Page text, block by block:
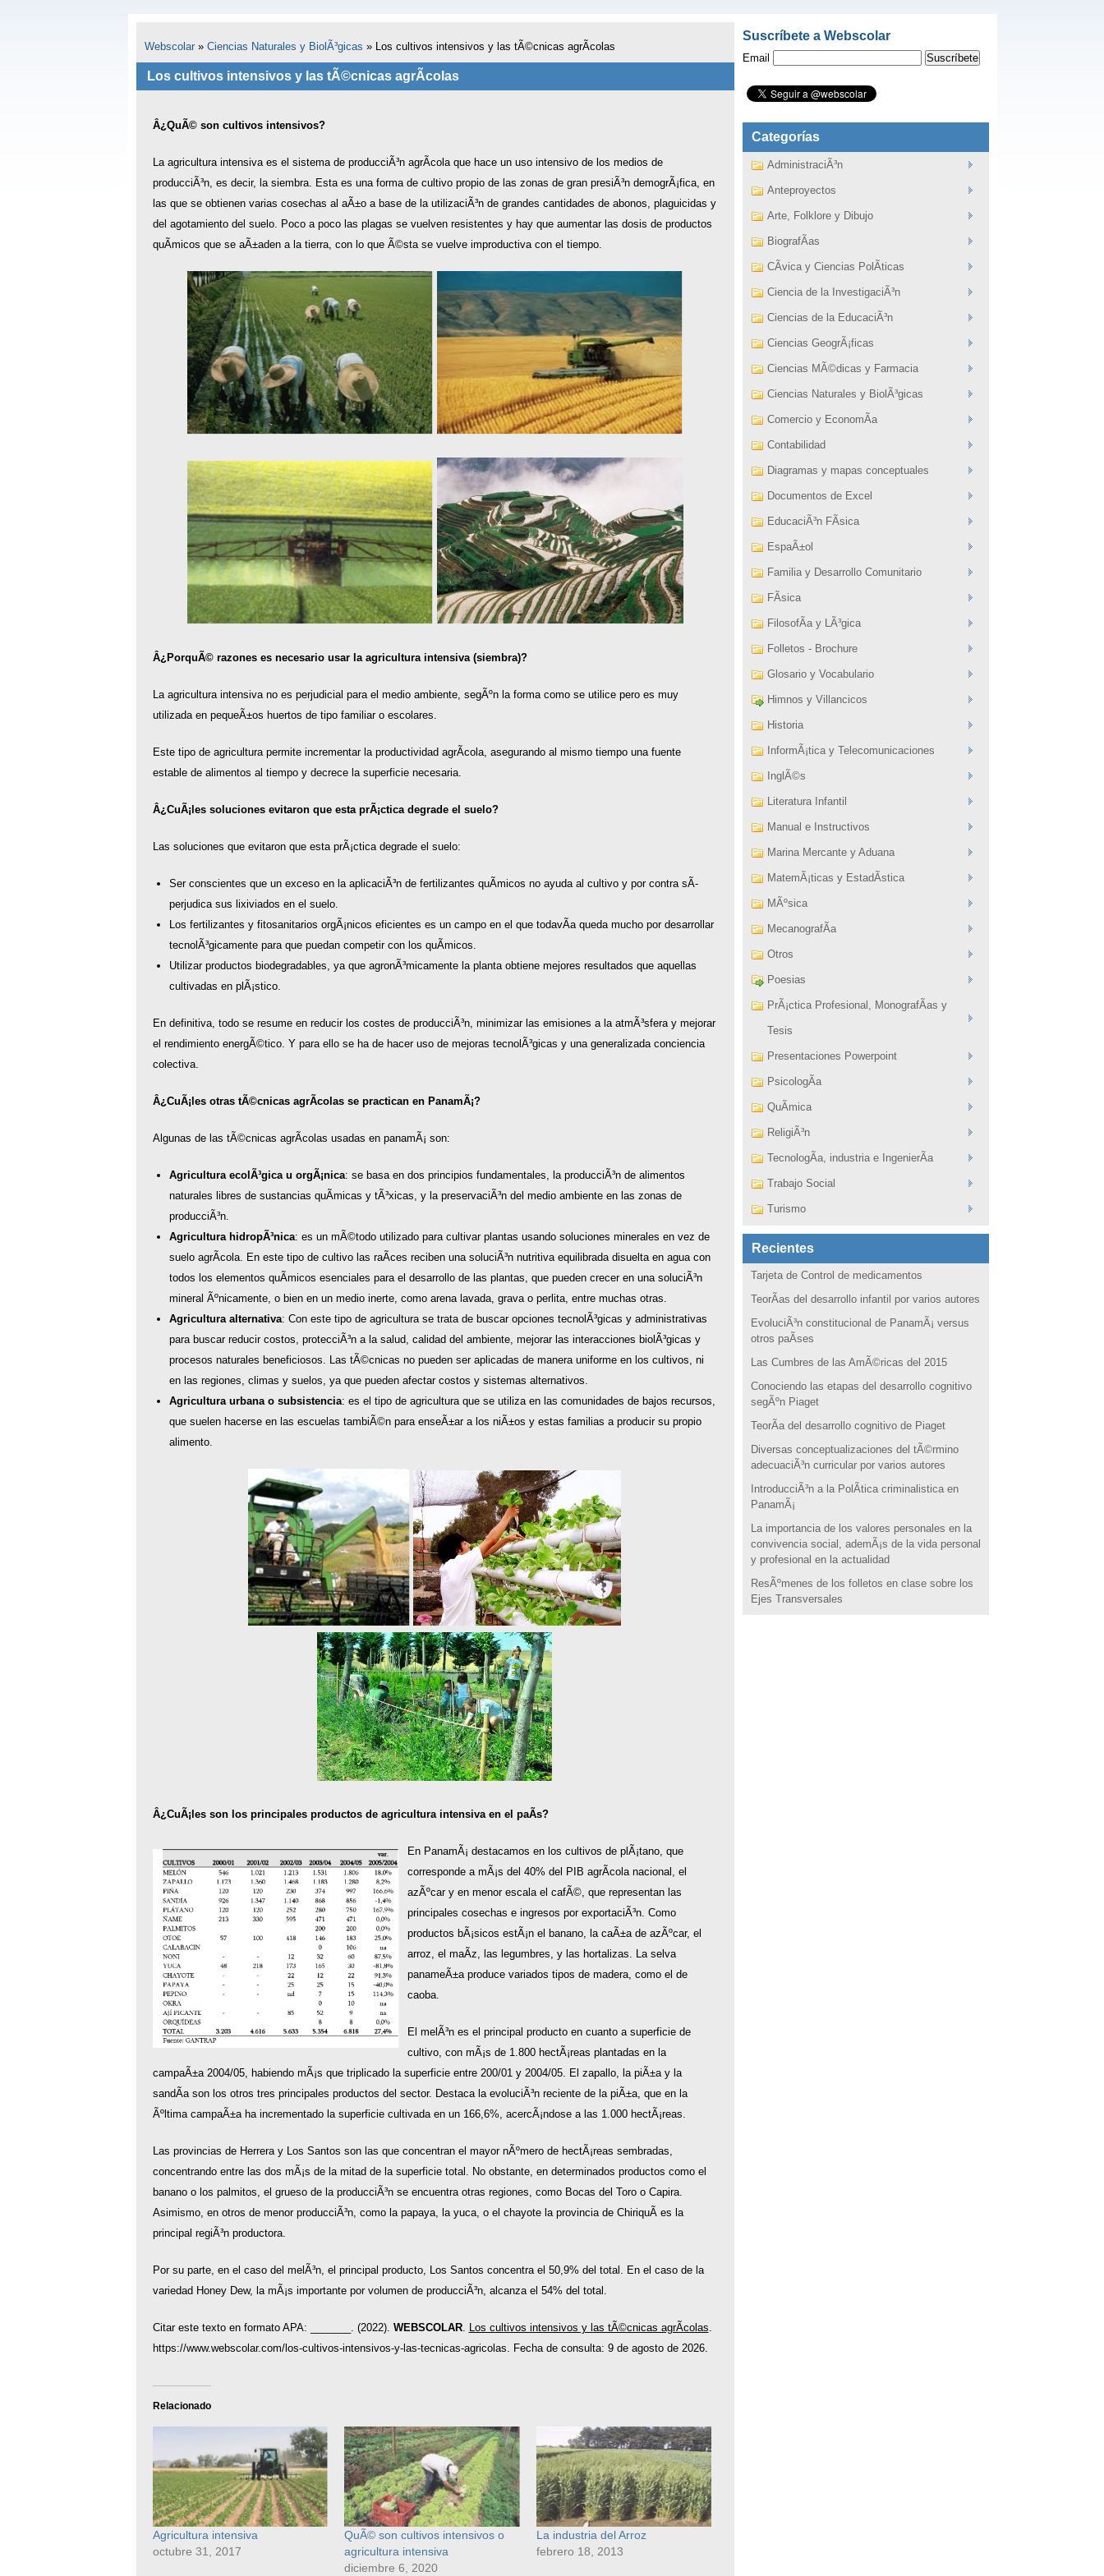
Webscolar» Ciencias Naturales y BiolÃ³gicas » Los cultivos intensivos y las tÃ©cnicas agrÃ­colas
Los cultivos intensivos y las tÃ©cnicas agrÃ­colas
Â¿QuÃ© son cultivos intensivos?
La agricultura intensiva es el sistema de producciÃ³n agrÃ­cola que hace un uso intensivo de los medios de
producciÃ³n, es decir, la siembra. Esta es una forma de cultivo propio de las zonas de gran presiÃ³n demogrÃ¡fica, en
las que se obtienen varias cosechas al aÃ±o a base de la utilizaciÃ³n de grandes cantidades de abonos, plaguicidas y
del agotamiento del suelo. Poco a poco las plagas se vuelven resistentes y hay que aumentar las dosis de productos
quÃ­micos que se aÃ±aden a la tierra, con lo que Ã©sta se vuelve improductiva con el tiempo.
Â¿PorquÃ© razones es necesario usar la agricultura intensiva (siembra)?
La agricultura intensiva no es perjudicial para el medio ambiente, segÃºn la forma como se utilice pero es muy
utilizada en pequeÃ±os huertos de tipo familiar o escolares.
Este tipo de agricultura permite incrementar la productividad agrÃ­cola, asegurando al mismo tiempo una fuente
estable de alimentos al tiempo y decrece la superficie necesaria.
Â¿CuÃ¡les soluciones evitaron que esta prÃ¡ctica degrade el suelo?
Las soluciones que evitaron que esta prÃ¡ctica degrade el suelo:
Ser conscientes que un exceso en la aplicaciÃ³n de fertilizantes quÃ­micos no ayuda al cultivo y por contra sÃ­
perjudica sus lixiviados en el suelo.
Los fertilizantes y fitosanitarios orgÃ¡nicos eficientes es un campo en el que todavÃ­a queda mucho por desarrollar
tecnolÃ³gicamente para que puedan competir con los quÃ­micos.
Utilizar productos biodegradables, ya que agronÃ³micamente la planta obtiene mejores resultados que aquellas
cultivadas en plÃ¡stico.
En definitiva, todo se resume en reducir los costes de producciÃ³n, minimizar las emisiones a la atmÃ³sfera y mejorar
el rendimiento energÃ©tico. Y para ello se ha de hacer uso de mejoras tecnolÃ³gicas y una generalizada conciencia
colectiva.
Â¿CuÃ¡les otras tÃ©cnicas agrÃ­colas se practican en PanamÃ¡?
Algunas de las tÃ©cnicas agrÃ­colas usadas en panamÃ¡ son:
Agricultura ecolÃ³gica u orgÃ¡nica: se basa en dos principios fundamentales, la producciÃ³n de alimentos
naturales libres de sustancias quÃ­micas y tÃ³xicas, y la preservaciÃ³n del medio ambiente en las zonas de
producciÃ³n.
Agricultura hidropÃ³nica: es un mÃ©todo utilizado para cultivar plantas usando soluciones minerales en vez de
suelo agrÃ­cola. En este tipo de cultivo las raÃ­ces reciben una soluciÃ³n nutritiva equilibrada disuelta en agua con
todos los elementos quÃ­micos esenciales para el desarrollo de las plantas, que pueden crecer en una soluciÃ³n
mineral Ãºnicamente, o bien en un medio inerte, como arena lavada, grava o perlita, entre muchas otras.
Agricultura alternativa: Con este tipo de agricultura se trata de buscar opciones tecnolÃ³gicas y administrativas
para buscar reducir costos, protecciÃ³n a la salud, calidad del ambiente, mejorar las interacciones biolÃ³gicas y
procesos naturales beneficiosos. Las tÃ©cnicas no pueden ser aplicadas de manera uniforme en los cultivos, ni
en las regiones, climas y suelos, ya que pueden afectar costos y sistemas alternativos.
Agricultura urbana o subsistencia: es el tipo de agricultura que se utiliza en las comunidades de bajos recursos,
que suelen hacerse en las escuelas tambiÃ©n para enseÃ±ar a los niÃ±os y estas familias a producir su propio
alimento.
Â¿CuÃ¡les son los principales productos de agricultura intensiva en el paÃ­s?
En PanamÃ¡ destacamos en los cultivos de plÃ¡tano, que
corresponde a mÃ¡s del 40% del PIB agrÃ­cola nacional, el
azÃºcar y en menor escala el cafÃ©, que representan las
principales cosechas e ingresos por exportaciÃ³n. Como
productos bÃ¡sicos estÃ¡n el banano, la caÃ±a de azÃºcar, el
arroz, el maÃ­z, las legumbres, y las hortalizas. La selva
panameÃ±a produce variados tipos de madera, como el de
caoba.
El melÃ³n es el principal producto en cuanto a superficie de
cultivo, con mÃ¡s de 1.800 hectÃ¡reas plantadas en la
campaÃ±a 2004/05, habiendo mÃ¡s que triplicado la superficie entre 200/01 y 2004/05. El zapallo, la piÃ±a y la
sandÃ­a son los otros tres principales productos del sector. Destaca la evoluciÃ³n reciente de la piÃ±a, que en la
Ãºltima campaÃ±a ha incrementado la superficie cultivada en un 166,6%, acercÃ¡ndose a las 1.000 hectÃ¡reas.
Las provincias de Herrera y Los Santos son las que concentran el mayor nÃºmero de hectÃ¡reas sembradas,
concentrando entre las dos mÃ¡s de la mitad de la superficie total. No obstante, en determinados productos como el
banano o los palmitos, el grueso de la producciÃ³n se encuentra otras regiones, como Bocas del Toro o Capira.
Asimismo, en otros de menor producciÃ³n, como la papaya, la yuca, o el chayote la provincia de ChiriquÃ­ es la
principal regiÃ³n productora.
Por su parte, en el caso del melÃ³n, el principal producto, Los Santos concentra el 50,9% del total. En el caso de la
variedad Honey Dew, la mÃ¡s importante por volumen de producciÃ³n, alcanza el 54% del total.
Citar este texto en formato APA: _______. (2022). WEBSCOLAR. Los cultivos intensivos y las tÃ©cnicas agrÃ­colas.
https://www.webscolar.com/los-cultivos-intensivos-y-las-tecnicas-agricolas. Fecha de consulta: 9 de agosto de 2026.
Relacionado
Agricultura intensiva
octubre 31, 2017
QuÃ© son cultivos intensivos o
agricultura intensiva
diciembre 6, 2020
La industria del Arroz
febrero 18, 2013
Suscríbete a Webscolar
Email
Categorías
AdministraciÃ³n
Anteproyectos
Arte, Folklore y Dibujo
BiografÃ­as
CÃ­vica y Ciencias PolÃ­ticas
Ciencia de la InvestigaciÃ³n
Ciencias de la EducaciÃ³n
Ciencias GeogrÃ¡ficas
Ciencias MÃ©dicas y Farmacia
Ciencias Naturales y BiolÃ³gicas
Comercio y EconomÃ­a
Contabilidad
Diagramas y mapas conceptuales
Documentos de Excel
EducaciÃ³n FÃ­sica
EspaÃ±ol
Familia y Desarrollo Comunitario
FÃ­sica
FilosofÃ­a y LÃ³gica
Folletos - Brochure
Glosario y Vocabulario
Himnos y Villancicos
Historia
InformÃ¡tica y Telecomunicaciones
InglÃ©s
Literatura Infantil
Manual e Instructivos
Marina Mercante y Aduana
MatemÃ¡ticas y EstadÃ­stica
MÃºsica
MecanografÃ­a
Otros
Poesias
PrÃ¡ctica Profesional, MonografÃ­as y
Tesis
Presentaciones Powerpoint
PsicologÃ­a
QuÃ­mica
ReligiÃ³n
TecnologÃ­a, industria e IngenierÃ­a
Trabajo Social
Turismo
Recientes
Tarjeta de Control de medicamentos
TeorÃ­as del desarrollo infantil por varios autores
EvoluciÃ³n constitucional de PanamÃ¡ versus
otros paÃ­ses
Las Cumbres de las AmÃ©ricas del 2015
Conociendo las etapas del desarrollo cognitivo
segÃºn Piaget
TeorÃ­a del desarrollo cognitivo de Piaget
Diversas conceptualizaciones del tÃ©rmino
adecuaciÃ³n curricular por varios autores
IntroducciÃ³n a la PolÃ­tica criminalistica en
PanamÃ¡
La importancia de los valores personales en la
convivencia social, ademÃ¡s de la vida personal
y profesional en la actualidad
ResÃºmenes de los folletos en clase sobre los
Ejes Transversales